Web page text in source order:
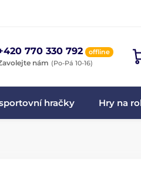
770 330 792 offline
nám (Po-Pá 10-16)
hračky Hry na